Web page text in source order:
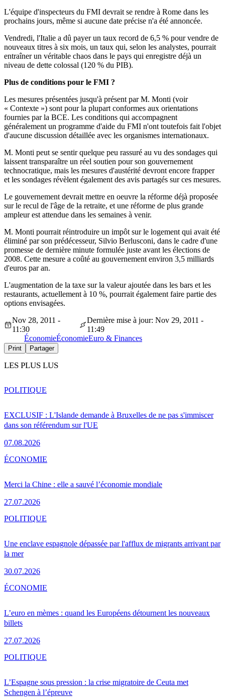
L'équipe d'inspecteurs du FMI devrait se rendre à Rome dans les
prochains jours, même si aucune date précise n'a été annoncée.
Vendredi, l'Italie a dû payer un taux record de 6,5 % pour vendre de
nouveaux titres à six mois, un taux qui, selon les analystes, pourrait
entraîner un véritable chaos dans le pays qui enregistre déjà un
niveau de dette colossal (120 % du PIB).
Plus de conditions pour le FMI ?
Les mesures présentées jusqu'à présent par M. Monti (voir
« Contexte ») sont pour la plupart conformes aux orientations
fournies par la BCE. Les conditions qui accompagnent
généralement un programme d'aide du FMI n'ont toutefois fait l'objet
d'aucune discussion détaillée avec les organismes internationaux.
M. Monti peut se sentir quelque peu rassuré au vu des sondages qui
laissent transparaître un réel soutien pour son gouvernement
technocratique, mais les mesures d'austérité devront encore frapper
et les sondages révèlent également des avis partagés sur ces mesures.
Le gouvernement devrait mettre en oeuvre la réforme déjà proposée
sur le recul de l'âge de la retraite, et une réforme de plus grande
ampleur est attendue dans les semaines à venir.
M. Monti pourrait réintroduire un impôt sur le logement qui avait été
éliminé par son prédécesseur, Silvio Berlusconi, dans le cadre d'une
promesse de dernière minute formulée juste avant les élections de
2008. Cette mesure a coûté au gouvernement environ 3,5 milliards
d'euros par an.
L'augmentation de la taxe sur la valeur ajoutée dans les bars et les
restaurants, actuellement à 10 %, pourrait également faire partie des
options envisagées.
Nov 28, 2011 -
11:30
Dernière mise à jour: Nov 29, 2011 -
11:49
ÉconomieÉconomieEuro & Finances
Print Partager
LES PLUS LUS
EXCLUSIF : L'Islande demande à Bruxelles de ne pas s'immiscer
dans son référendum sur l'UE
07.08.2026
POLITIQUE
Merci la Chine : elle a sauvé l’économie mondiale
27.07.2026
ÉCONOMIE
Une enclave espagnole dépassée par l'afflux de migrants arrivant par
la mer
30.07.2026
POLITIQUE
L’euro en mèmes : quand les Européens détournent les nouveaux
billets
27.07.2026
ÉCONOMIE
L’Espagne sous pression : la crise migratoire de Ceuta met
Schengen à l’épreuve
POLITIQUE